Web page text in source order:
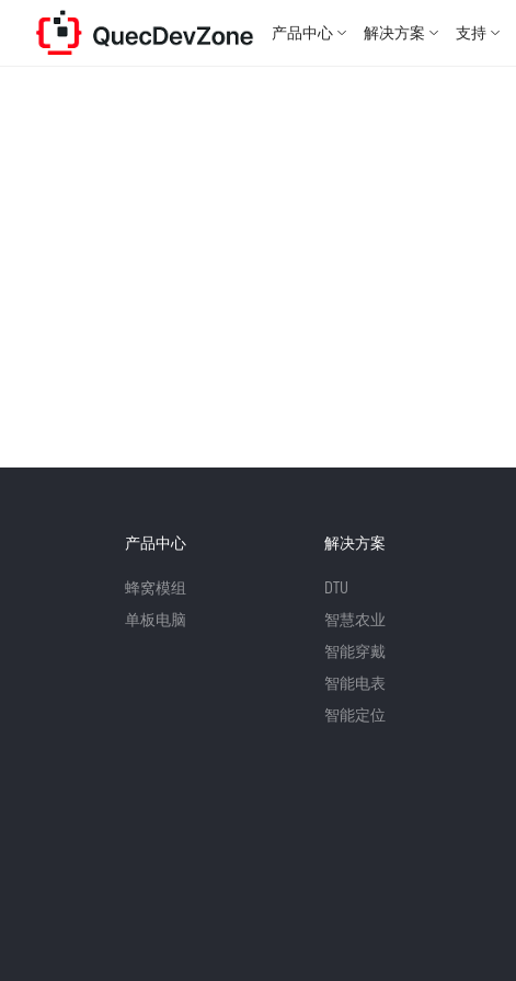
产品中心 解决方案 支持
产品中心
蜂窝模组
单板电脑
解决方案
DTU
智慧农业
智能穿戴
智能电表
智能定位